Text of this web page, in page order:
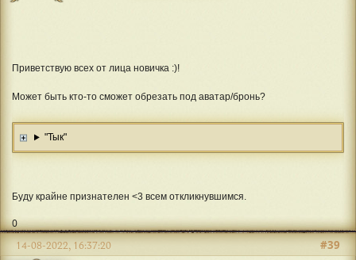
Приветствую всех от лица новичка :)!
Может быть кто-то сможет обрезать под аватар/бронь?
"Тык"
Буду крайне признателен <3 всем откликнувшимся.
0
#39
14-08-2022, 16:37:20